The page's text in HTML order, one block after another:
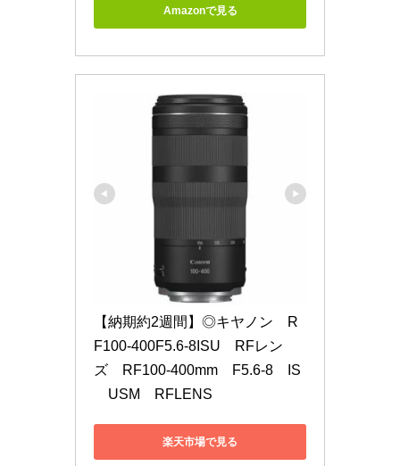
Amazonで見る
【納期約2週間】◎キヤノン　R
F100-400F5.6-8ISU　RFレン
ズ　RF100-400mm　F5.6-8　IS
USM　RFLENS
楽天市場で見る